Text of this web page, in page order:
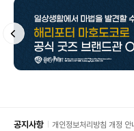
공지사항
개인정보처리방침 개정